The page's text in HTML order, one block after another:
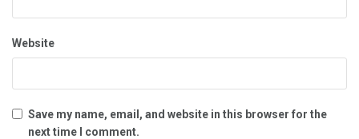
Website
Save my name, email, and website in this browser for the
next time I comment.